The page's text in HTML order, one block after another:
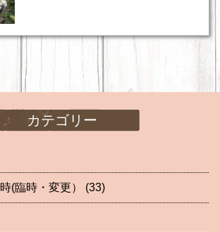
カテゴリー
(臨時・変更） (33)